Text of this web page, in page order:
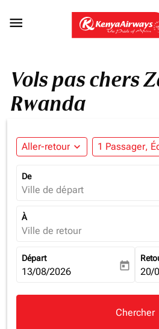

Vols pas chers
Rwanda
Aller-retour expand_more 1 Passager,
De
Ville de départ
À
Ville de retour
Départ
fc-booking-departure-date-
13/08/2026 today fc-
20/
Chercher